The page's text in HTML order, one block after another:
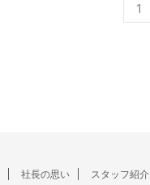
1
社長の思い スタッフ紹介